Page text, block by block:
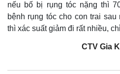
nếu bố bị rụng tóc nặng thì
bệnh rụng tóc cho con trai
thì xác suất giảm đi rất nhiều,
CTV Gia